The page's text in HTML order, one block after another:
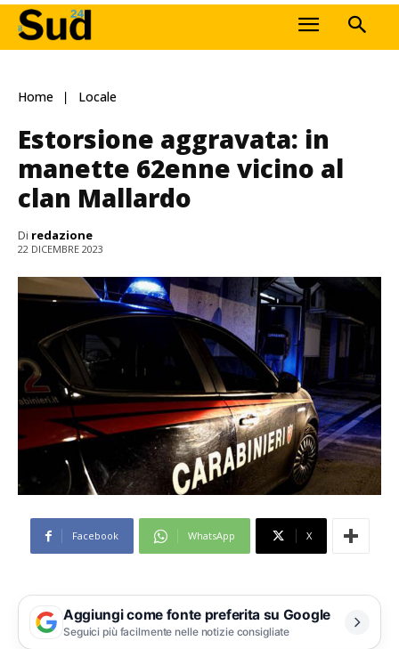
Home Locale
Estorsione aggravata: in
manette 62enne vicino al
clan Mallardo
Di redazione
22 DICEMBRE 2023
Facebook WhatsApp X
Aggiungi come fonte preferita su Google
Seguici più facilmente nelle notizie consigliate